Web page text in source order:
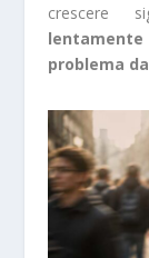
crescere
problema